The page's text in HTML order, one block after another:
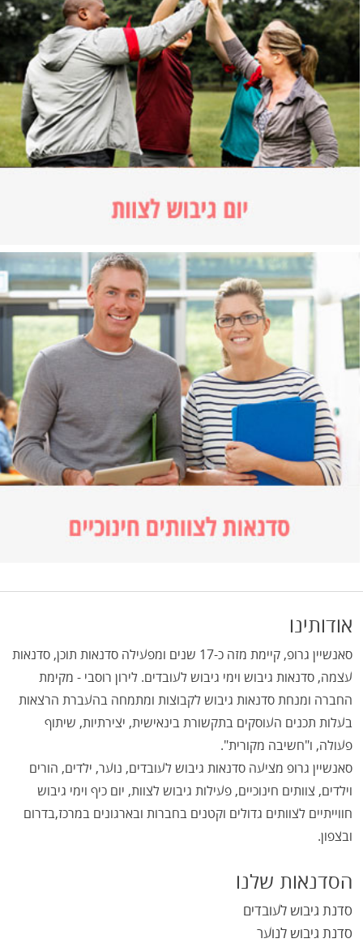
אודותינו
סאנשיין גרופ, קיימת מזה כ-17 שנים ומפעילה סדנאות תוכן, סדנאות
עצמה, סדנאות גיבוש וימי גיבוש לעובדים. לירון רוסבי - מקימת
החברה ומנחת סדנאות גיבוש לקבוצות ומתמחה בהעברת הרצאות
בעלות תכנים העוסקים בתקשורת בינאישית, יצירתיות, שיתוף
פעולה, ו"חשיבה מקורית".
סאנשיין גרופ מציעה סדנאות גיבוש לעובדים, נוער, ילדים, הורים
וילדים, צוותים חינוכיים, פעילות גיבוש לצוות, יום כיף וימי גיבוש
חווייתיים לצוותים גדולים וקטנים בחברות ובארגונים במרכז,בדרום
ובצפון.
הסדנאות שלנו
סדנת גיבוש לעובדים
סדנת גיבוש לנוער